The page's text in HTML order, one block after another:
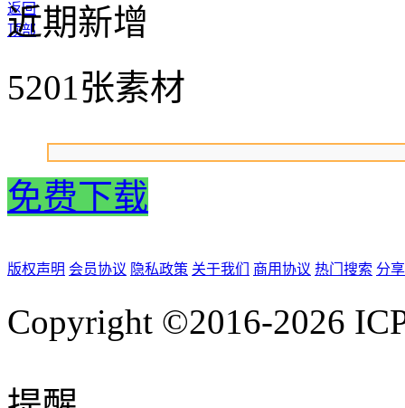
返回
顶部
近期新增
5201张素材
免费下载
版权声明 会员协议 隐私政策 关于我们 商用协议 热门搜索 分
Copyright ©2016-2026